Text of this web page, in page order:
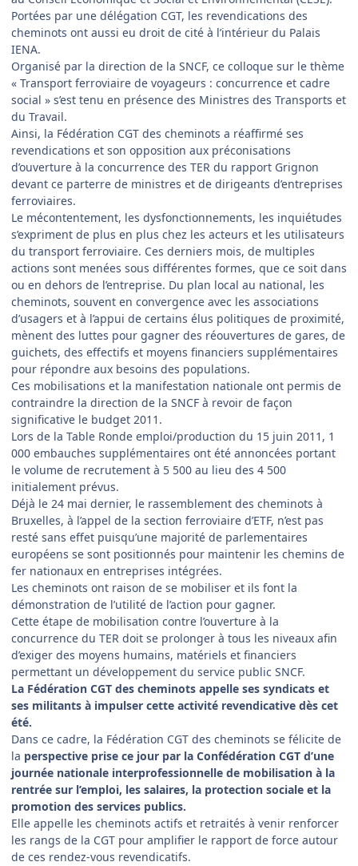
Portées par une délégation CGT, les revendications des
cheminots ont aussi eu droit de cité à l’intérieur du Palais
IENA.
Organisé par la direction de la SNCF, ce colloque sur le thème
« Transport ferroviaire de voyageurs : concurrence et cadre
social » s’est tenu en présence des Ministres des Transports et
du Travail.
Ainsi, la Fédération CGT des cheminots a réaffirmé ses
revendications et son opposition aux préconisations
d’ouverture à la concurrence des TER du rapport Grignon
devant ce parterre de ministres et de dirigeants d’entreprises
ferroviaires.
Le mécontentement, les dysfonctionnements, les inquiétudes
s’expriment de plus en plus chez les acteurs et les utilisateurs
du transport ferroviaire. Ces derniers mois, de multiples
actions sont menées sous différentes formes, que ce soit dans
ou en dehors de l’entreprise. Du plan local au national, les
cheminots, souvent en convergence avec les associations
d’usagers et à l’appui de certains élus politiques de proximité,
mènent des luttes pour gagner des réouvertures de gares, de
guichets, des effectifs et moyens financiers supplémentaires
pour répondre aux besoins des populations.
Ces mobilisations et la manifestation nationale ont permis de
contraindre la direction de la SNCF à revoir de façon
significative le budget 2011.
Lors de la Table Ronde emploi/production du 15 juin 2011, 1
000 embauches supplémentaires ont été annoncées portant
le volume de recrutement à 5 500 au lieu des 4 500
initialement prévus.
Déjà le 24 mai dernier, le rassemblement des cheminots à
Bruxelles, à l’appel de la section ferroviaire d’ETF, n’est pas
resté sans effet puisqu’une majorité de parlementaires
européens se sont positionnés pour maintenir les chemins de
fer nationaux en entreprises intégrées.
Les cheminots ont raison de se mobiliser et ils font la
démonstration de l’utilité de l’action pour gagner.
Cette étape de mobilisation contre l’ouverture à la
concurrence du TER doit se prolonger à tous les niveaux afin
d’exiger des moyens humains, matériels et financiers
permettant un développement du service public SNCF.
La Fédération CGT des cheminots appelle ses syndicats et
ses militants à impulser cette activité revendicative dès cet
été.
Dans ce cadre, la Fédération CGT des cheminots se félicite de
la perspective prise ce jour par la Confédération CGT d’une
journée nationale interprofessionnelle de mobilisation à la
rentrée sur l’emploi, les salaires, la protection sociale et la
promotion des services publics.
Elle appelle les cheminots actifs et retraités à venir renforcer
les rangs de la CGT pour amplifier le rapport de force autour
de ces rendez-vous revendicatifs.